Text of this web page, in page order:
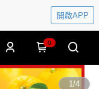
開啟APP
0
1/4